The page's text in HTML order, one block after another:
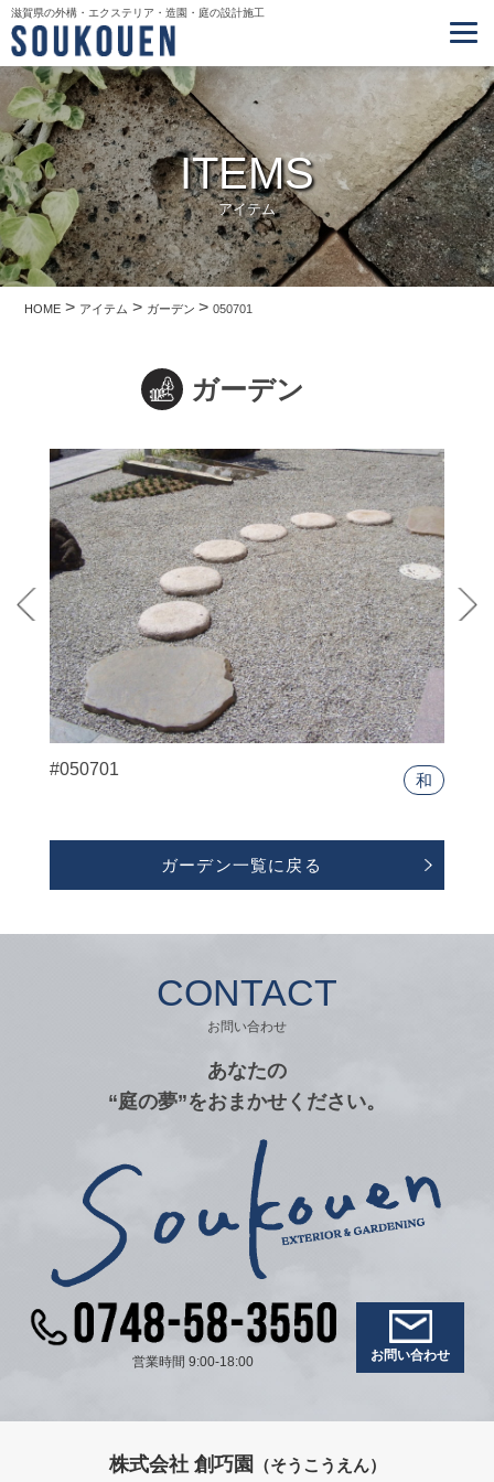
滋賀県の外構・エクステリア・造園・庭の設計施工
ITEMS
アイテム
HOME > アイテム > ガーデン>050701
ガーデン
#050701
和
ガーデン一覧に戻る
CONTACT
お問い合わせ
あなたの
“庭の夢”をおまかせください。
営業時間 9:00-18:00 お問い合わせ
株式会社 創巧園 （そうこうえん）